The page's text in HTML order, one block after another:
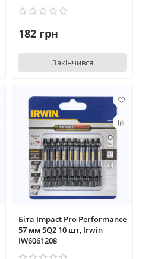
182 грн
Закінчився
Біта Impact Pro Performance
57 мм SQ2 10 шт, Irwin
IW6061208